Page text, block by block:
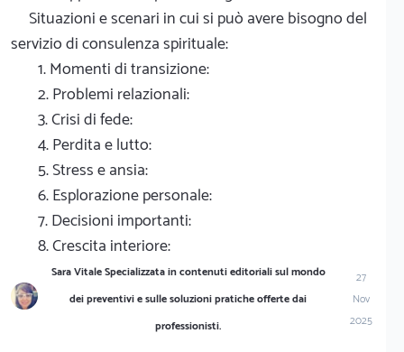
Situazioni e scenari in cui si può avere bisogno del
servizio di consulenza spirituale:
1. Momenti di transizione:
2. Problemi relazionali:
3. Crisi di fede:
4. Perdita e lutto:
5. Stress e ansia:
6. Esplorazione personale:
7. Decisioni importanti:
8. Crescita interiore:
Sara Vitale Specializzata in contenuti editoriali sul mondo
dei preventivi e sulle soluzioni pratiche offerte dai
professionisti.
27
Nov
2025